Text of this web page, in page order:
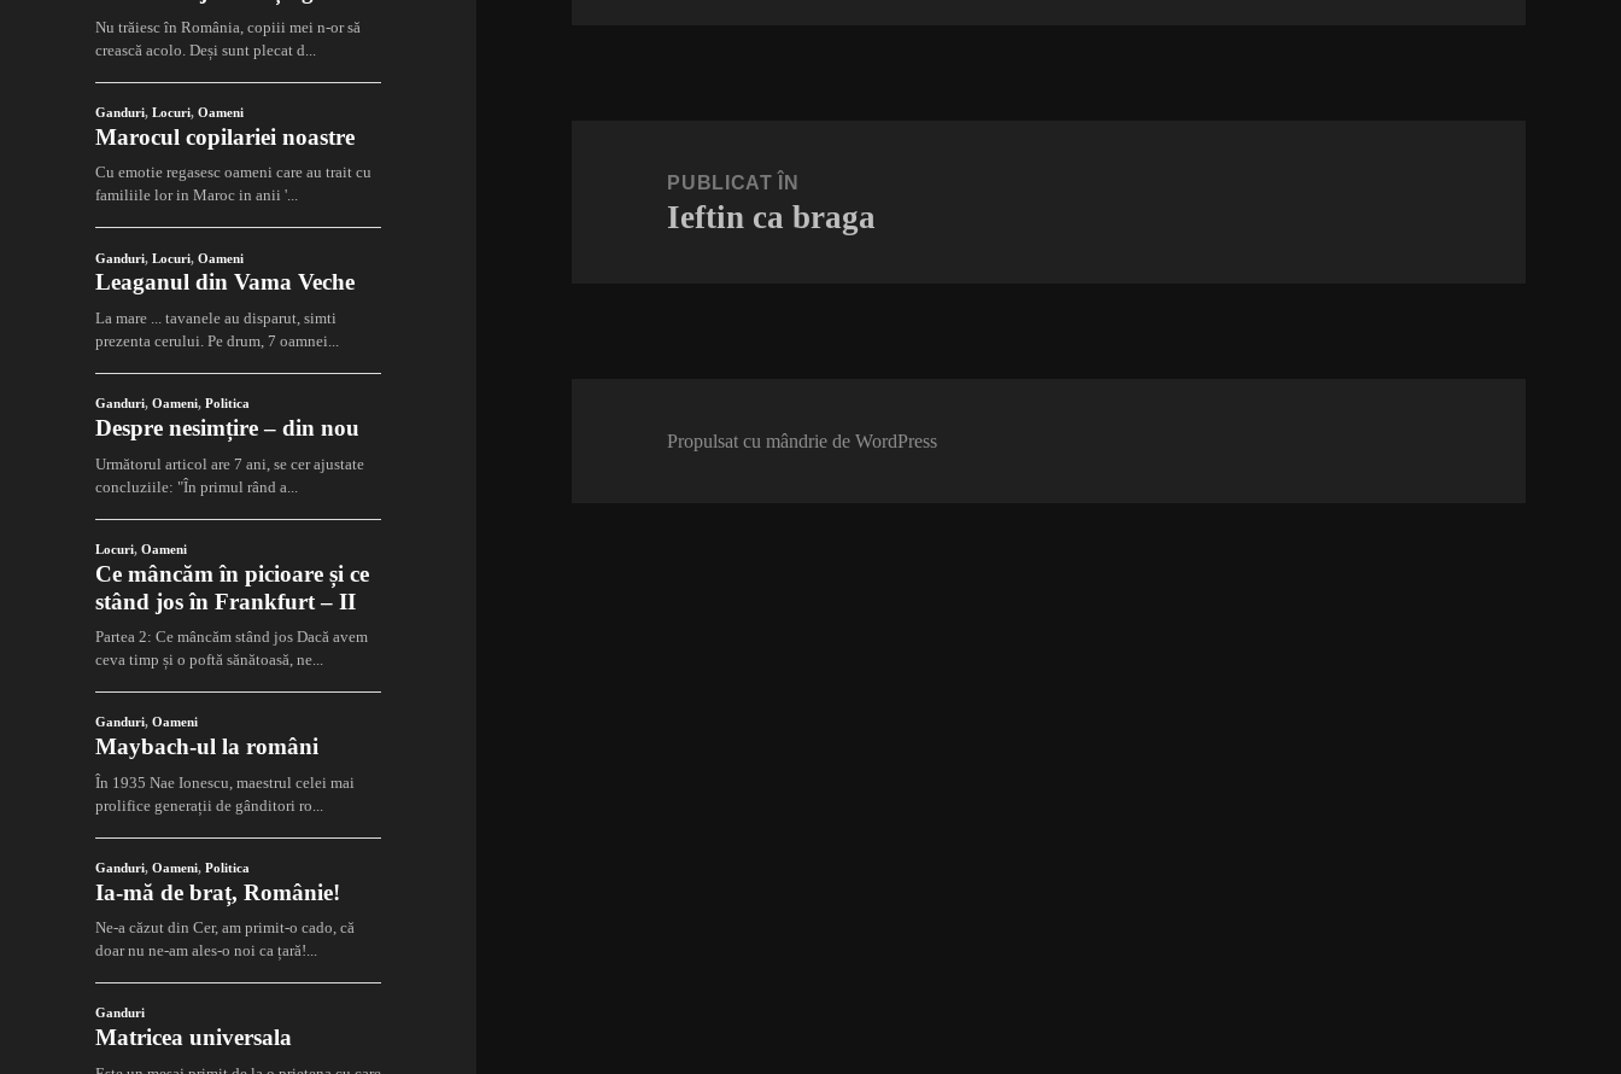
PUBLICAT ÎN
Ieftin ca braga
Propulsat cu mândrie de WordPress